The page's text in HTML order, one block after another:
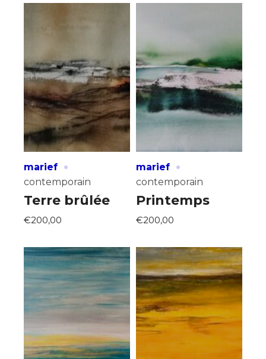
marief ·
contemporain
Terre brûlée
€200,00
marief ·
contemporain
Printemps
€200,00